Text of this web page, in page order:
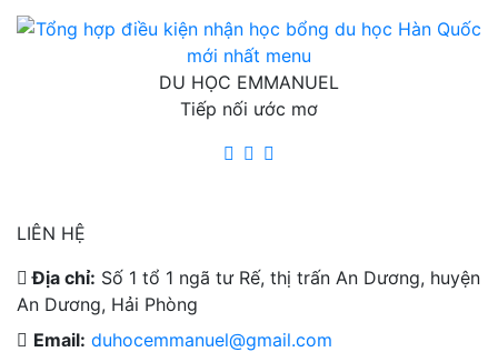
DU HỌC EMMANUEL
Tiếp nối ước mơ
LIÊN HỆ
Địa chỉ: Số 1 tổ 1 ngã tư Rế, thị trấn An Dương, huyện
An Dương, Hải Phòng
Email: duhocemmanuel@gmail.com